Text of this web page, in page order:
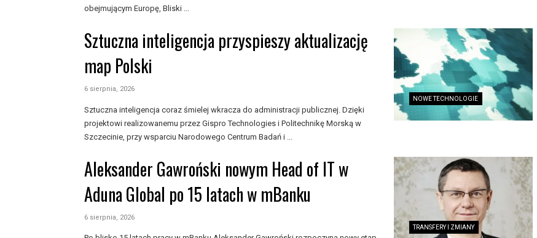
obejmującym Europę, Bliski ...
NOWE TECHNOLOGIE
Sztuczna inteligencja przyspieszy aktualizację
map Polski
6 sierpnia, 2026
Sztuczna inteligencja coraz śmielej wkracza do administracji publicznej. Dzięki
projektowi realizowanemu przez Gispro Technologies i Politechnikę Morską w
Szczecinie, przy wsparciu Narodowego Centrum Badań i ...
TRANSFERY I ZMIANY
Aleksander Gawroński nowym Head of IT w
Aduna Global po 15 latach w mBanku
6 sierpnia, 2026